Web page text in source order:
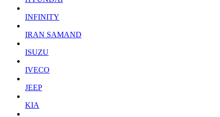
INFINITY
IRAN SAMAND
ISUZU
IVECO
JEEP
KIA